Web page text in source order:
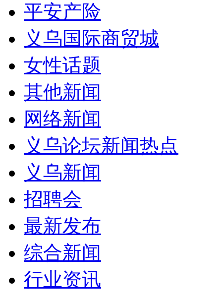
平安产险
义乌国际商贸城
女性话题
其他新闻
网络新闻
义乌论坛新闻热点
义乌新闻
招聘会
最新发布
综合新闻
行业资讯